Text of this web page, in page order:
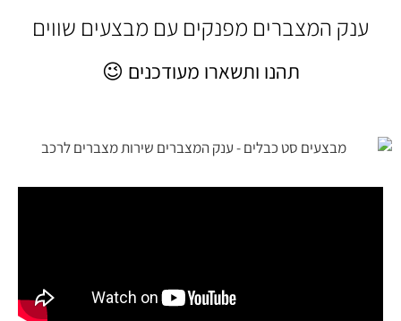
ענק המצברים מפנקים עם מבצעים שווים
תהנו ותשארו מעודכנים 😉